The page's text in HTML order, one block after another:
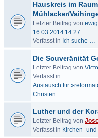
Hauskreis im Raum
Mühlacker/
Letzter Beitrag von
16.03.2014 14:27
Verfasst in Ich suche …
Die Souveränität
Letzter Beitrag von
Verfasst in
Austausch für
Christen
Luther und der
Letzter Beitrag von
Verfasst in Kirchen-